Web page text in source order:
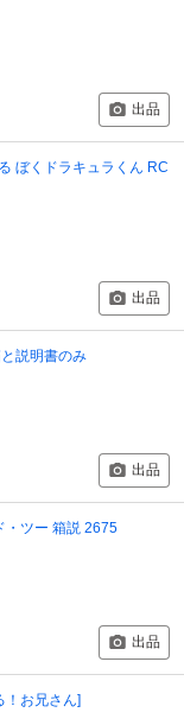
出品
ぼくドラキュラくん RC
出品
説明書のみ
出品
・ツー 箱説 2675
出品
！お兄さん]